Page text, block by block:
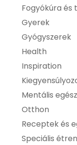
Fogyókúra
Gyerek
Gyógyszerek
Health
Inspiration
Mentális
Otthon
Receptek és
Speciális